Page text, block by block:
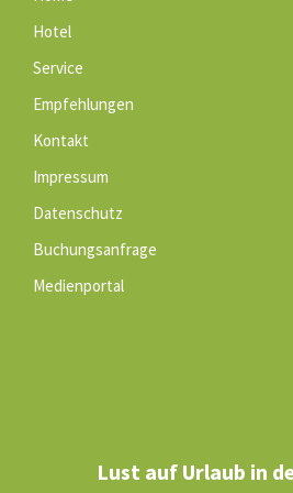
Hotel
Service
Empfehlungen
Kontakt
Impressum
Datenschutz
Buchungsanfrage
Medienportal
Lust auf Urlaub in